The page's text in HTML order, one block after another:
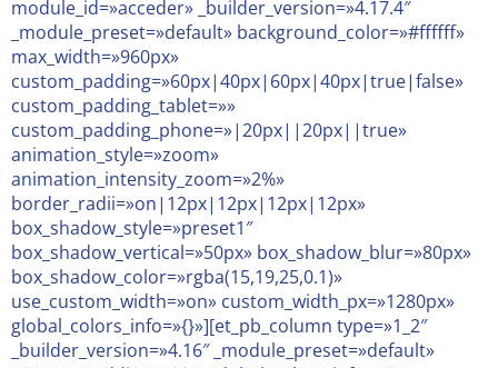
module_id=»acceder» _builder_version=»4.17.4″
_module_preset=»default» background_color=»#ffffff»
max_width=»960px»
custom_padding=»60px|40px|60px|40px|true|false»
custom_padding_tablet=»»
custom_padding_phone=»|20px||20px||true»
animation_style=»zoom»
animation_intensity_zoom=»2%»
border_radii=»on|12px|12px|12px|12px»
box_shadow_style=»preset1″
box_shadow_vertical=»50px» box_shadow_blur=»80px»
box_shadow_color=»rgba(15,19,25,0.1)»
use_custom_width=»on» custom_width_px=»1280px»
global_colors_info=»{}»][et_pb_column type=»1_2″
_builder_version=»4.16″ _module_preset=»default»